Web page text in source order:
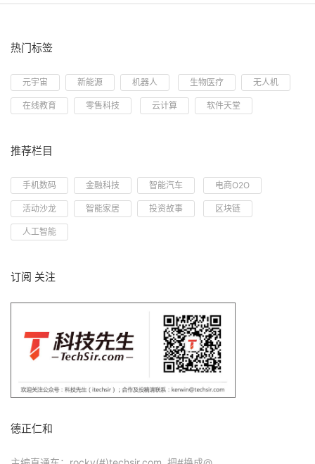
热门标签
元宇宙 新能源 机器人 生物医疗 无人机
在线教育 零售科技 云计算 软件天堂
推荐栏目
手机数码 金融科技 智能汽车 电商O2O
活动沙龙 智能家居 投资故事 区块链
人工智能
订阅 关注
德正仁和